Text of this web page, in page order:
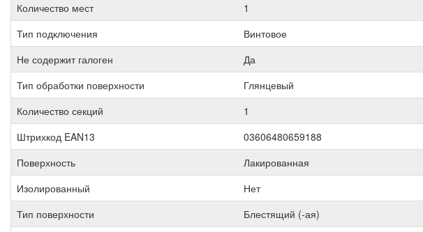
Количество мест
1
Тип подключения
Винтовое
Не содержит галоген
Да
Тип обработки поверхности
Глянцевый
Количество секций
1
Штрихкод EAN13
03606480659188
Поверхность
Лакированная
Изолированный
Нет
Тип поверхности
Блестящий (-ая)